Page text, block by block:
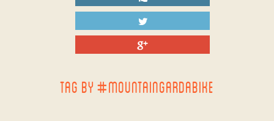
TAG BY #MOUNTAINGARDABIKE